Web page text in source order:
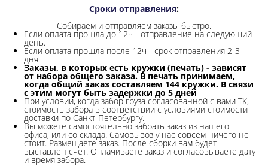
Сроки отправления:
Собираем и отправляем заказы быстро.
Если оплата прошла до 12ч - отправление на следующий
день.
Если оплата прошла после 12ч - срок отправления 2-3
дня.
Заказы, в которых есть кружки (печать) - зависят
от набора общего заказа. В печать принимаем,
когда общий заказ составляем 144 кружки. В связи
с этим могут быть задержки до 5 дней
При условии, когда забор груза согласованной с вами ТК,
стоимость забора в соответствии с условиями стоимости
доставки по Санкт-Петербургу.
Вы можете самостоятельно забрать заказ из нашего
офиса, или со склада. Самовывоз у нас совсем ничего не
стоит. Размещаете заказ. После сборки вам будет
выставлен счет. Оплачиваете заказ и согласовываете дату
и время забора.